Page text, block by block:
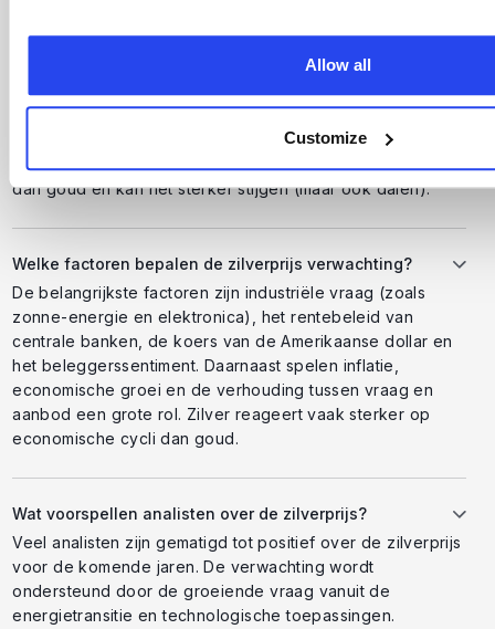
Allow all
Customize
De exacte hoogte is moeilijk te voorspellen, maar
analisten noemen regelmatig koersdoelen tussen de $30
en $50 per troy ounce voor de komende jaren. Of deze
niveaus gehaald worden, hangt sterk af van industriële
vraag, de dollarkoers, het rentebeleid en het
beleggerssentiment. Historisch gezien is zilver volatieler
dan goud en kan het sterker stijgen (maar ook dalen).
Welke factoren bepalen de zilverprijs verwachting?
De belangrijkste factoren zijn industriële vraag (zoals
zonne-energie en elektronica), het rentebeleid van
centrale banken, de koers van de Amerikaanse dollar en
het beleggerssentiment. Daarnaast spelen inflatie,
economische groei en de verhouding tussen vraag en
aanbod een grote rol. Zilver reageert vaak sterker op
economische cycli dan goud.
Wat voorspellen analisten over de zilverprijs?
Veel analisten zijn gematigd tot positief over de zilverprijs
voor de komende jaren. De verwachting wordt
ondersteund door de groeiende vraag vanuit de
energietransitie en technologische toepassingen.